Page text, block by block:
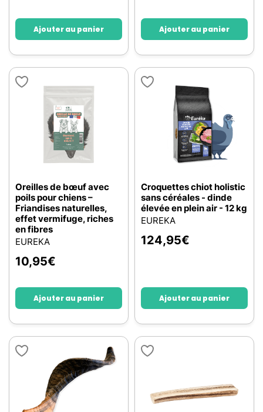
Ajouter au panier Ajouter au panier
Oreilles de bœuf avec
poils pour chiens –
Friandises naturelles,
effet vermifuge, riches
en fibres
EUREKA
10,95€
Ajouter au panier
Croquettes chiot holistic
sans céréales - dinde
élevée en plein air - 12 kg
EUREKA
124,95€
Ajouter au panier